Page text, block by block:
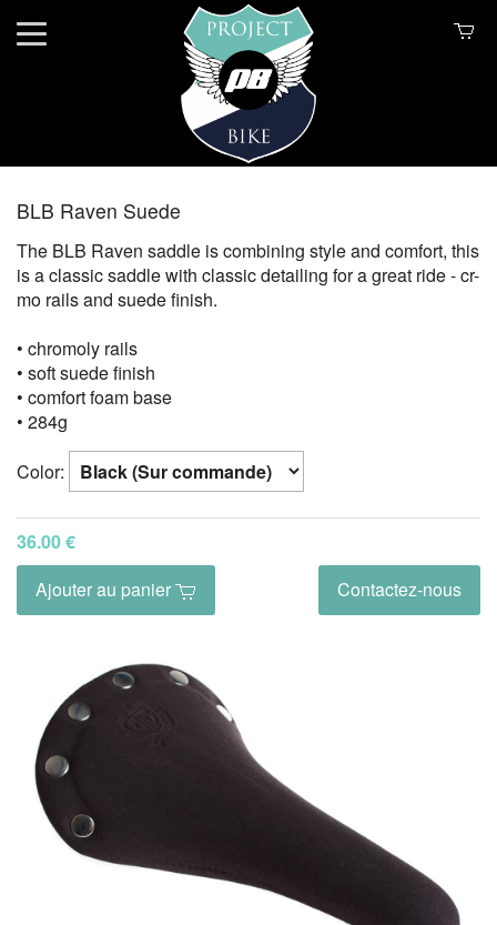
BLB Raven Suede
The BLB Raven saddle is combining style and comfort, this
is a classic saddle with classic detailing for a great ride - cr-
mo rails and suede finish.
• chromoly rails
• soft suede finish
• comfort foam base
• 284g
Color:
36.00 €
Ajouter au panier
Contactez-nous